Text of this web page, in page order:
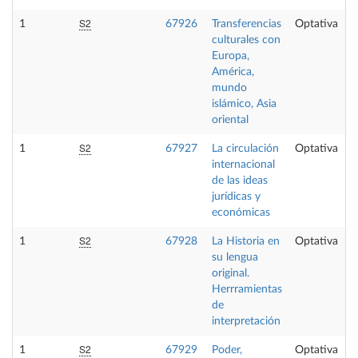
1 S2 67926
Transferencias
culturales con
Europa,
América,
mundo
islámico, Asia
oriental
Optativa
1 S2 67927
La circulación
internacional
de las ideas
jurídicas y
económicas
Optativa
1 S2 67928
La Historia en
su lengua
original.
Herrramientas
de
interpretación
Optativa
1 S2 67929 Poder, Optativa